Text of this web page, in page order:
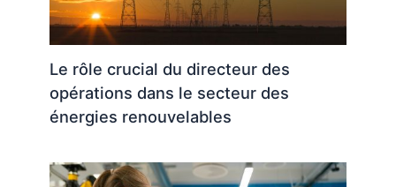
Le rôle crucial du directeur des
opérations dans le secteur des
énergies renouvelables